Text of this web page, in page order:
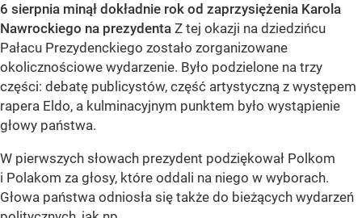
6 sierpnia minął dokładnie rok od zaprzysiężenia Karola
Nawrockiego na prezydenta Z tej okazji na dziedzińcu
Pałacu Prezydenckiego zostało zorganizowane
okolicznościowe wydarzenie. Było podzielone na trzy
części: debatę publicystów, część artystyczną z występem
rapera Eldo, a kulminacyjnym punktem było wystąpienie
głowy państwa.
W pierwszych słowach prezydent podziękował Polkom
i Polakom za głosy, które oddali na niego w wyborach.
Głowa państwa odniosła się także do bieżących wydarzeń